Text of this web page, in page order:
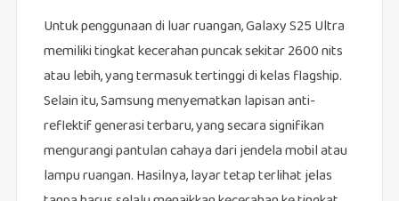
Untuk penggunaan di luar ruangan, Galaxy S25 Ultra
memiliki tingkat kecerahan puncak sekitar 2600 nits
atau lebih, yang termasuk tertinggi di kelas flagship.
Selain itu, Samsung menyematkan lapisan anti-
reflektif generasi terbaru, yang secara signifikan
mengurangi pantulan cahaya dari jendela mobil atau
lampu ruangan. Hasilnya, layar tetap terlihat jelas